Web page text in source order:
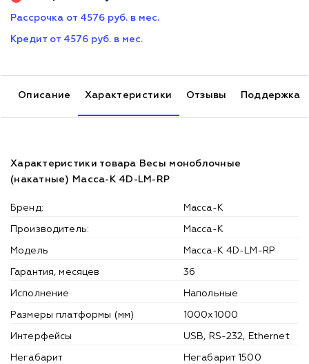
Рассрочка от 4576 руб. в мес.
Кредит от 4576 руб. в мес.
Описание Характеристики Отзывы Поддержка
Характеристики товара Весы моноблочные
(накатные) Масса-К 4D-LM-RP
Бренд: Масса-К
Производитель: Масса-К
Модель Масса-К 4D-LM-RP
Гарантия, месяцев 36
Исполнение Напольные
Размеры платформы (мм) 1000x1000
Интерфейсы USB, RS-232, Ethernet
Негабарит Негабарит 1500